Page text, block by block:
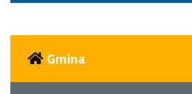
Gmina